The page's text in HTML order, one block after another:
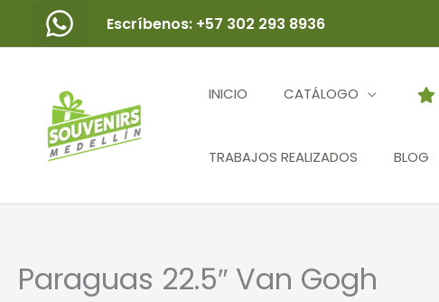
Escríbenos: +57 302 293 8936
INICIO CATÁLOGO
TRABAJOS REALIZADOS BLOG
Paraguas 22.5″ Van Gogh